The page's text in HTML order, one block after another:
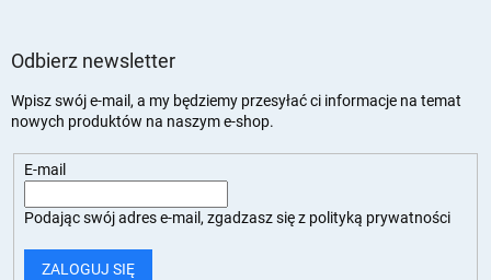
Odbierz newsletter
Wpisz swój e-mail, a my będziemy przesyłać ci informacje na temat
nowych produktów na naszym e-shop.
E-mail
Podając swój adres e-mail, zgadzasz się z polityką prywatności
ZALOGUJ SIĘ